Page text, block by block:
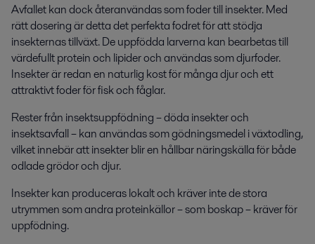
Avfallet kan dock återanvändas som foder till insekter. Med
rätt dosering är detta det perfekta fodret för att stödja
insekternas tillväxt. De uppfödda larverna kan bearbetas till
värdefullt protein och lipider och användas som djurfoder.
Insekter är redan en naturlig kost för många djur och ett
attraktivt foder för fisk och fåglar.
Rester från insektsuppfödning – döda insekter och
insektsavfall – kan användas som gödningsmedel i växtodling,
vilket innebär att insekter blir en hållbar näringskälla för både
odlade grödor och djur.
Insekter kan produceras lokalt och kräver inte de stora
utrymmen som andra proteinkällor – som boskap – kräver för
uppfödning.